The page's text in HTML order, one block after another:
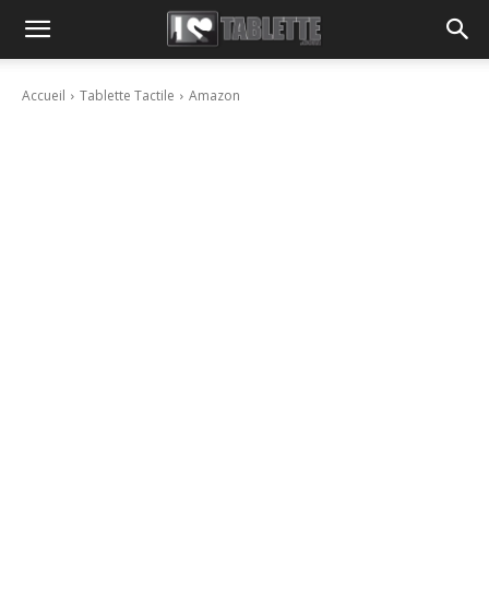
Accueil Tablette Tactile Amazon